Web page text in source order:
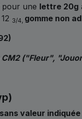
pour une lettre 20g
3/4, gomme non
("Fleur",
sans valeur indiquée